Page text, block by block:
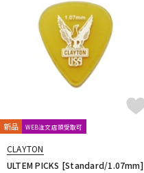
配信/ライブ機器
中古
新品 WEB注文店頭受取可
CLAYTON
ULTEM PICKS [Standard/1.07mm]